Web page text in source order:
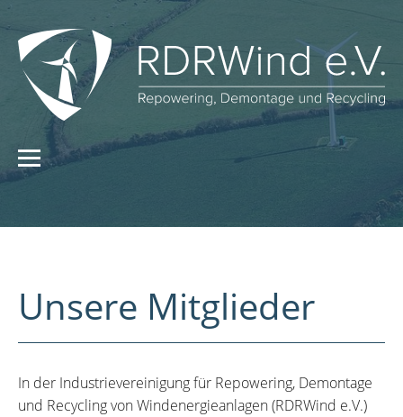
Unsere Mitglieder
In der Industrievereinigung für Repowering, Demontage
und Recycling von Windenergieanlagen (RDRWind e.V.)